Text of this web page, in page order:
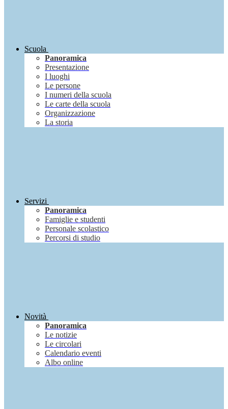
Scuola
Panoramica
Presentazione
I luoghi
Le persone
I numeri della scuola
Le carte della scuola
Organizzazione
La storia
Servizi
Panoramica
Famiglie e studenti
Personale scolastico
Percorsi di studio
Novità
Panoramica
Le notizie
Le circolari
Calendario eventi
Albo online